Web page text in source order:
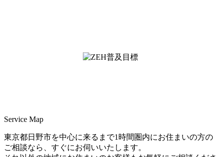
Service Map
東京都日野市を中心に来るまで1時間圏内にお住まいの方の
ご相談なら、すぐにお伺いいたします。